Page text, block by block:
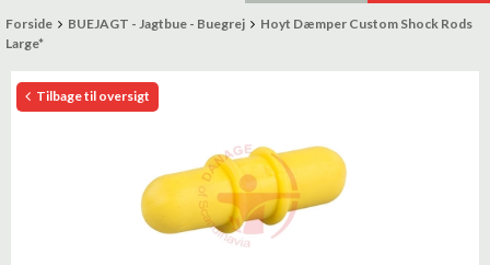
Forside BUEJAGT - Jagtbue - Buegrej
Hoyt Dæmper Custom Shock Rods
Large*
Tilbage til oversigt